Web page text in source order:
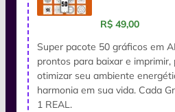
R$ 49,00
Super pacote 50 gráficos em
prontos para baixar e
otimizar seu ambiente
harmonia em sua vida. Cada
1 REAL.